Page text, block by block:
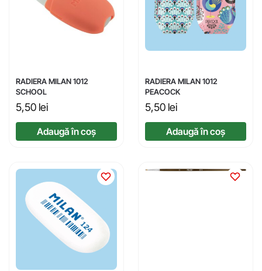
RADIERA MILAN 1012
SCHOOL
5,50 lei
Adaugă în coș
RADIERA MILAN 1012
PEACOCK
5,50 lei
Adaugă în coș